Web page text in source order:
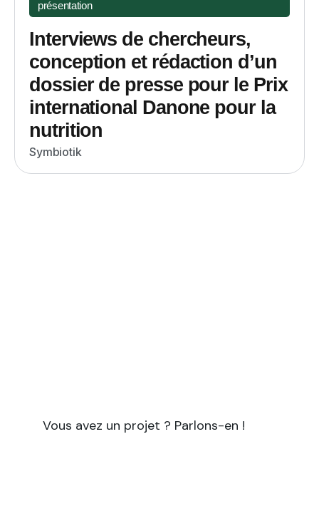
présentation
Interviews de chercheurs,
conception et rédaction d’un
dossier de presse pour le Prix
international Danone pour la
nutrition
Symbiotik
Vous avez un projet ? Parlons-en !